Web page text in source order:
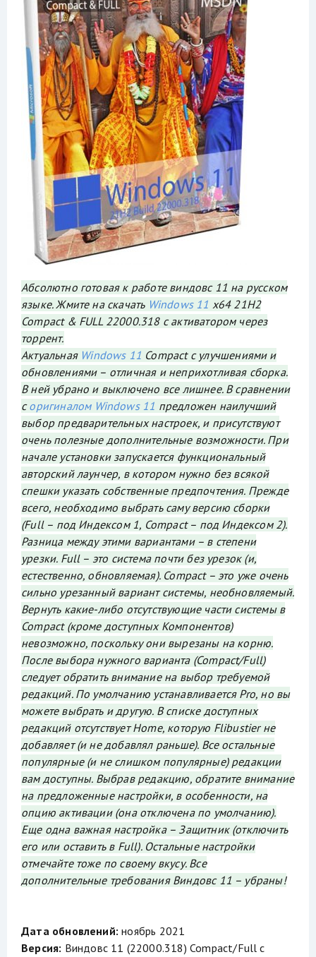
Абсолютно готовая к работе виндовс 11 на русском
языке. Жмите на скачать Windows 11 x64 21H2
Compact & FULL 22000.318 с активатором через
торрент.
Актуальная Windows 11 Compact с улучшениями и
обновлениями – отличная и неприхотливая сборка.
В ней убрано и выключено все лишнее. В сравнении
соригиналом Windows 11 предложен наилучший
выбор предварительных настроек, и присутствуют
очень полезные дополнительные возможности. При
начале установки запускается функциональный
авторский лаунчер, в котором нужно без всякой
спешки указать собственные предпочтения. Прежде
всего, необходимо выбрать саму версию сборки
(Full – под Индексом 1, Compact – под Индексом 2).
Разница между этими вариантами – в степени
урезки. Full – это система почти без урезок (и,
естественно, обновляемая). Compact – это уже очень
сильно урезанный вариант системы, необновляемый.
Вернуть какие-либо отсутствующие части системы в
Compact (кроме доступных Компонентов)
невозможно, поскольку они вырезаны на корню.
После выбора нужного варианта (Compact/Full)
следует обратить внимание на выбор требуемой
редакций. По умолчанию устанавливается Pro, но вы
можете выбрать и другую. В списке доступных
редакций отсутствует Home, которую Flibustier не
добавляет (и не добавлял раньше). Все остальные
популярные (и не слишком популярные) редакции
вам доступны. Выбрав редакцию, обратите внимание
на предложенные настройки, в особенности, на
опцию активации (она отключена по умолчанию).
Еще одна важная настройка – Защитник (отключить
его или оставить в Full). Остальные настройки
отмечайте тоже по своему вкусу. Все
дополнительные требования Виндовс 11 – убраны!
Дата обновлений: ноябрь 2021
Версия: Виндовс 11 (22000.318) Compact/Full с